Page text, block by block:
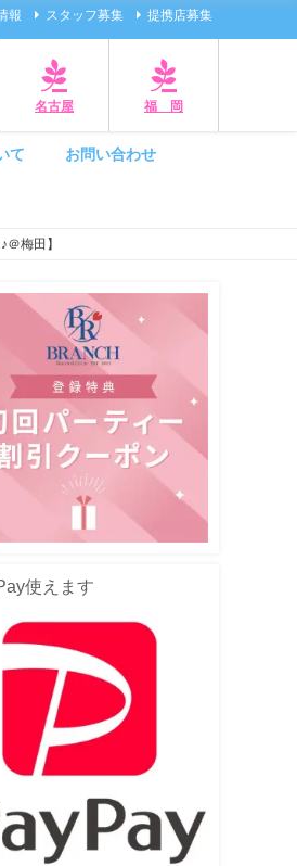
報 スタッフ募集 提携店募集
名古屋 福 岡
て お問い合わせ
梅田】
使えます